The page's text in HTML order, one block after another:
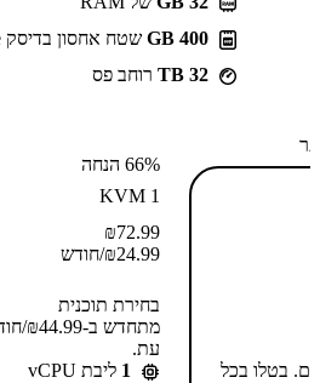
400 GB
שטח אחסון בדיסק NVMe
32 TB
רוחב פס
66% הנחה
KVM 1
72.99
₪
24.99
₪/חודש
בחירת תוכנית
עת.
1 ליבת vCPU
⁦55.99⁩₪/חודש ל-2 שנים. בטלו בכל